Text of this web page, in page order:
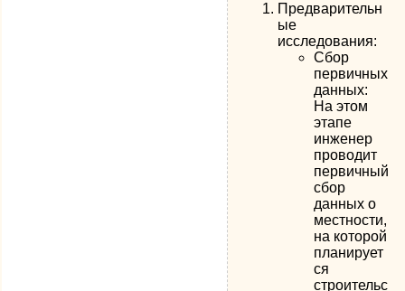
Предварительн
ые
исследования:
Сбор
первичных
данных:
На этом
этапе
инженер
проводит
первичный
сбор
данных о
местности,
на которой
планирует
ся
строительс